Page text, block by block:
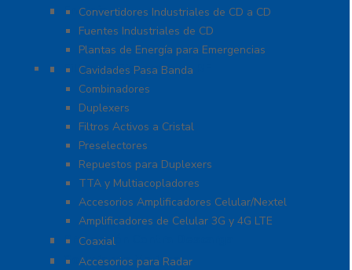
Energía
Convertidores Industriales de CD a CD
Fuentes Industriales de CD
Plantas de Energía para Emergencias
Filtros y Sistemas en RF
Cavidades Pasa Banda
Combinadores
Duplexers
Filtros Activos a Cristal
Preselectores
Repuestos para Duplexers
TTA y Multiacopladores
Accesorios Amplificadores Celular/Nextel
Amplificadores de Celular 3G y 4G LTE
Protección Contra Descarga
Coaxial
Soluciones Marinas
Accesorios para Radar